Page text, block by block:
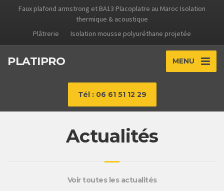
Faux plafond armstrong et BA13 Placoplatre au Maroc Isolation
thermique & acoustique
Plâtrerie
Isolation mousse polyuréthane projetée
PLATIPRO MENU
Tél : 06 61 51 12 29
Actualités
Voir toutes les actualités